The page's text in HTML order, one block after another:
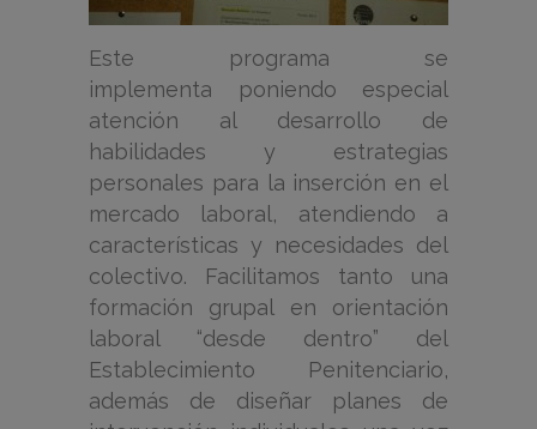
Este programa se
implementa poniendo especial
atención al desarrollo de
habilidades y estrategias
personales para la inserción en el
mercado laboral, atendiendo a
características y necesidades del
colectivo. Facilitamos tanto una
formación grupal en orientación
laboral “desde dentro” del
Establecimiento Penitenciario,
además de diseñar planes de